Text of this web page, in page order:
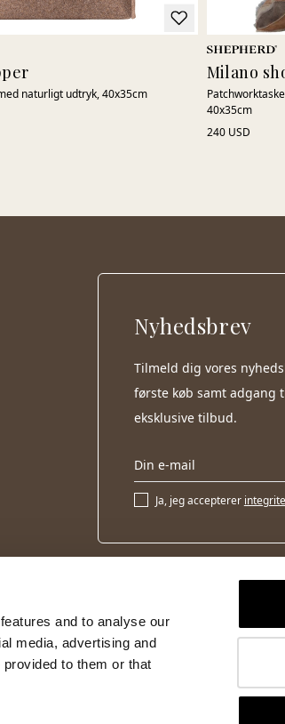
and to analyse our
media, advertising and
to them or that
naturligt udtryk, 40x35cm
Milano
40x35cm
240 USD
Nyhedsbrev
Tilmeld dig vores
første køb samt adgang
eksklusive tilbud.
Ja, jeg accepterer